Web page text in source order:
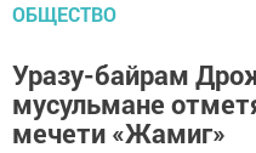
ОБЩЕСТВО
Уразу-байрам
мусульмане
мечети «Жамиг»